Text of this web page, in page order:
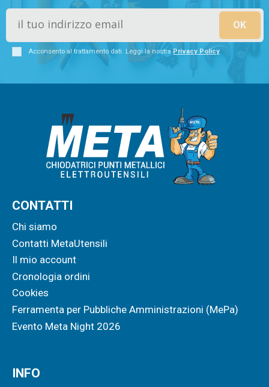
Acconsento al trattamento dati. Leggi la nostraPrivacy Policy
CONTATTI
Chi siamo
Contatti MetaUtensili
Il mio account
Cronologia ordini
Cookies
Ferramenta per Pubbliche Amministrazioni (MePa)
Evento Meta Night 2026
INFO